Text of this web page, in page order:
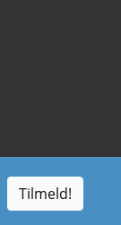
Tilmeld!